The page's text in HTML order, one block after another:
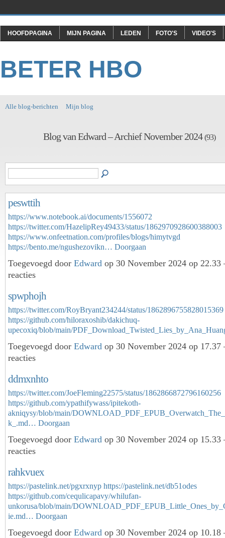
HOOFDPAGINA MIJN PAGINA LEDEN FOTO'S VIDEO'S
BETER HBO
Alle blog-berichten Mijn blog
Blog van Edward – Archief November 2024(93)
peswttih
https://www.notebook.ai/documents/1556072
https://twitter.com/HazelipRey49433/status/1862970928600388003
https://www.onfeetnation.com/profiles/blogs/himytvgd
https://bento.me/ngushezovikn… Doorgaan
Toegevoegd door Edward op 30 November 2024 op
reacties
spwphojh
https://twitter.com/RoyBryant234244/status/1862896755828015369
https://github.com/hiloraxoshib/dakichuq-
upecoxiq/blob/main/
Toegevoegd door Edward op 30 November 2024 op
reacties
ddmxnhto
https://twitter.com/JoeFleming22575/status/1862866872796160256
https://github.com/ypathifywass/ipitekoth-
akniqysy/blob/main/
k_.md… Doorgaan
Toegevoegd door Edward op 30 November 2024 op
reacties
rahkvuex
https://pastelink.net/pgxrxnyp https://pastelink.net/db51odes
https://github.com/cequlicapavy/whilufan-
unkorusa/blob/main/
ie.md… Doorgaan
Toegevoegd door Edward op 30 November 2024 op